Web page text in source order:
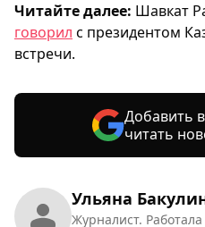
Ульяна
Журналист.
Читайте далее: Шавкат
говорил с президентом
встречи.
Добавить
читать